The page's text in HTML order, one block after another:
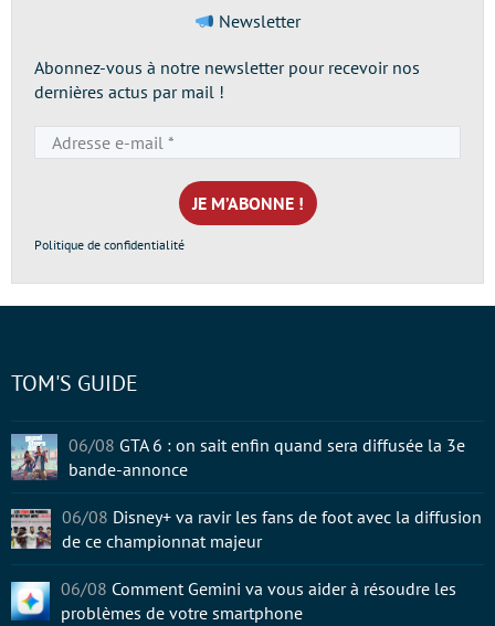
Newsletter
Abonnez-vous à notre newsletter pour recevoir nos
dernières actus par mail !
e-
mail
*
Politique de confidentialité
TOM'S GUIDE
06/08 GTA 6 : on sait enfin quand sera diffusée la 3e
bande-annonce
06/08 Disney+ va ravir les fans de foot avec la diffusion
de ce championnat majeur
06/08 Comment Gemini va vous aider à résoudre les
problèmes de votre smartphone